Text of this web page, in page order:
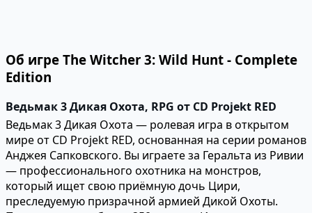
Об игре The Witcher 3: Wild Hunt - Complete
Edition
Ведьмак 3 Дикая Охота, RPG от CD Projekt RED
Ведьмак 3 Дикая Охота — ролевая игра в открытом
мире от CD Projekt RED, основанная на серии романов
Анджея Сапковского. Вы играете за Геральта из Ривии
— профессионального охотника на монстров,
который ищет свою приёмную дочь Цири,
преследуемую призрачной армией Дикой Охоты.